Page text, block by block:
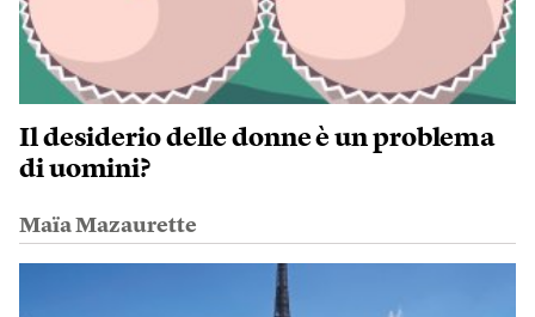
Il desiderio delle donne è un problema
di uomini?
Maïa Mazaurette